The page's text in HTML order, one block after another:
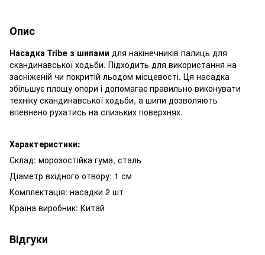
Опис
Насадка Tribe з шипами для накінечників палиць для
скандинавської ходьби. Підходить для використання на
засніженій чи покритій льодом місцевості. Ця насадка
збільшує площу опори і допомагає правильно виконувати
техніку скандинавської ходьби, а шипи дозволяють
впевнено рухатись на слизьких поверхнях.
Характеристики:
Склад: морозостійка гума, сталь
Діаметр вхідного отвору: 1 см
Комплектація: насадки 2 шт
Країна виробник: Китай
Відгуки